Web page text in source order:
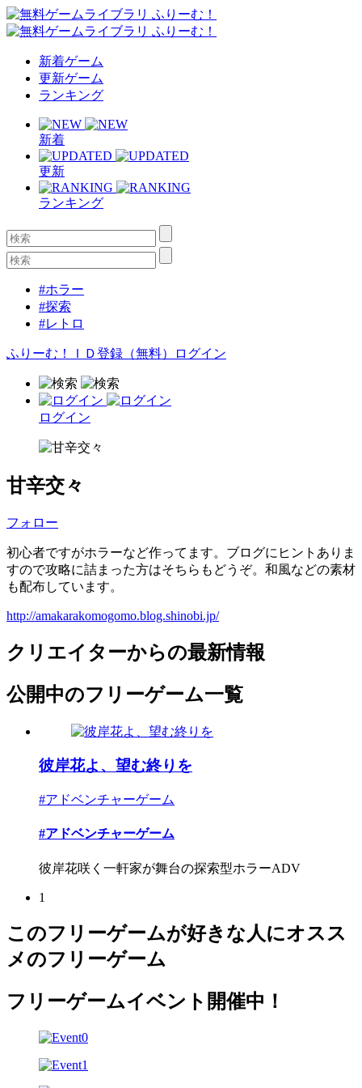
新着ゲーム
更新ゲーム
ランキング
新着
更新
ランキング
#ホラー
#探索
#レトロ
ふりーむ！ＩＤ登録（無料） ログイン
ログイン
甘辛交々
フォロー
初心者ですがホラーなど作ってます。ブログにヒントありま
すので攻略に詰まった方はそちらもどうぞ。和風などの素材
も配布しています。
http://amakarakomogomo.blog.shinobi.jp/
クリエイターからの最新情報
公開中のフリーゲーム一覧
彼岸花よ、望む終りを
#アドベンチャーゲーム
#アドベンチャーゲーム
彼岸花咲く一軒家が舞台の探索型ホラーADV
1
このフリーゲームが好きな人にオスス
メのフリーゲーム
フリーゲームイベント開催中！